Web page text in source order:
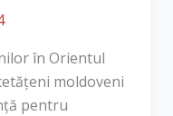
în Orientul
moldoveni
pentru